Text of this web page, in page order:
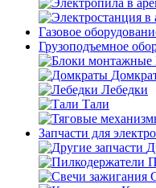
Газовое
Грузоподъемное
Лебедки
Тали
Запчасти для